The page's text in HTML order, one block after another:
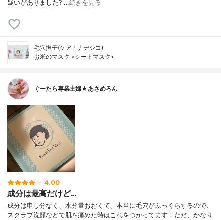
疑いがありました? …続きを見る
毛穴撫子(ケアナナデシコ)
お米のマスク <シートマスク>
ぐーたら専業主婦★あさめろん
4.00
成分は最高だけど…
成分は申し分なく、水分量おおくて、本当に毛穴がふっくらするので、
スクラブ洗顔などで肌を痛めた時はこれをつかってます！ただ、かなり